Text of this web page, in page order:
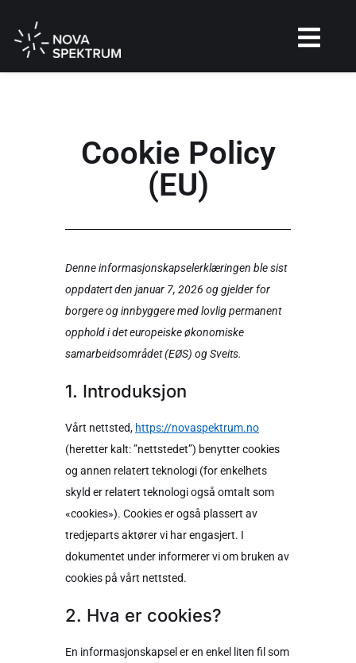
Cookie Policy
(EU)
Denne informasjonskapselerklæringen ble sist
oppdatert den januar 7, 2026 og gjelder for
borgere og innbyggere med lovlig permanent
opphold i det europeiske økonomiske
samarbeidsområdet (EØS) og Sveits.
1. Introduksjon
Vårt nettsted, https://novaspektrum.no
(heretter kalt: ”nettstedet”) benytter cookies
og annen relatert teknologi (for enkelhets
skyld er relatert teknologi også omtalt som
«cookies»). Cookies er også plassert av
tredjeparts aktører vi har engasjert. I
dokumentet under informerer vi om bruken av
cookies på vårt nettsted.
2. Hva er cookies?
En informasjonskapsel er en enkel liten fil som